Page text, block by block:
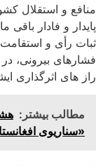
منافع و استقلال
پایدار و فادار باقی
ثبات رأی و
فشارهای بیرونی،
راز های اثرگذاری
مطالب بیشتر:
«سناریوی